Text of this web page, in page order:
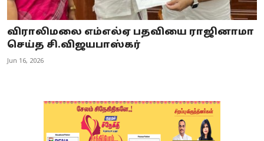
விராலிமலை எம்எல்ஏ பதவியை ராஜினாமா
செய்த சி.விஜயபாஸ்கர்
Jun 16, 2026